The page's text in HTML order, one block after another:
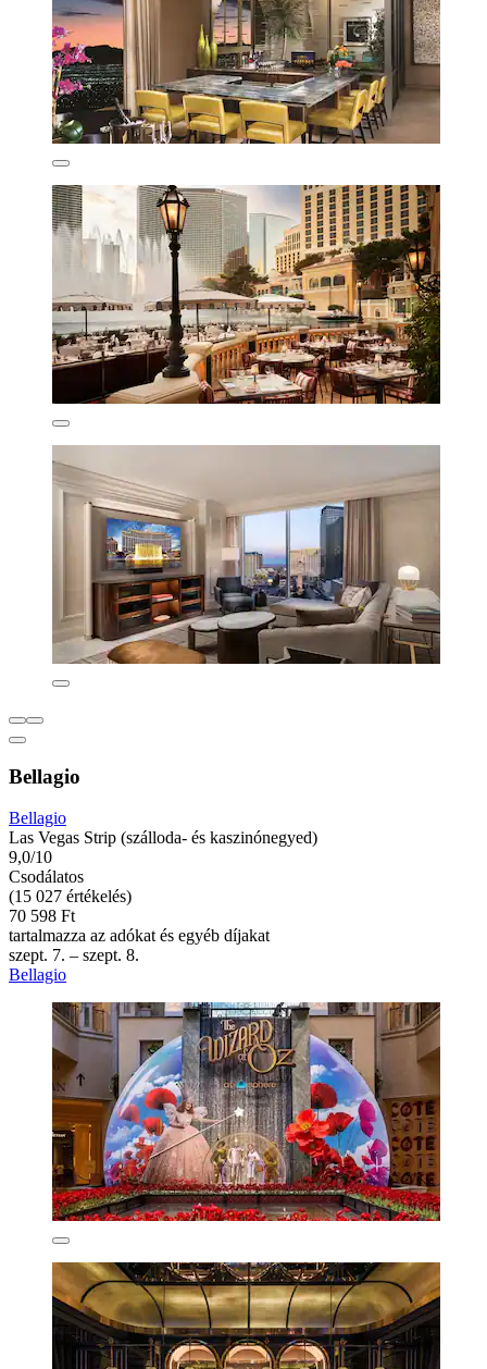
Bellagio
Bellagio
Las Vegas Strip (szálloda- és kaszinónegyed)
9,0/10
Csodálatos
(15 027 értékelés)
70 598 Ft
tartalmazza az adókat és egyéb díjakat
szept. 7. – szept. 8.
Bellagio